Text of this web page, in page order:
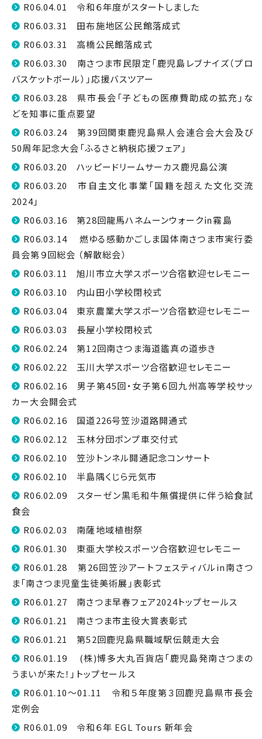
R06.04.01 令和６年度がスタートしました
R06.03.31 田布施地区公民館落成式
R06.03.31 高橋公民館落成式
R06.03.30 南さつま市民限定「鹿児島レブナイズ（プロ
バスケットボール）」応援バスツアー
R06.03.28 県市長会「子どもの医療費助成の拡充」な
どを知事に重点要望
R06.03.24 第39回関東鹿児島県人会連合会大会及び
50周年記念大会「ふるさと納税応援フェア」
R06.03.20 ハッピードリームサーカス鹿児島公演
R06.03.20 市自主文化事業「国籍を超えた文化交流
2024」
R06.03.16 第28回龍馬ハネムーンウォーク㏌霧島
R06.03.14 燃ゆる感動かごしま国体南さつま市実行委
員会第９回総会 （解散総会）
R06.03.11 旭川市立大学スポーツ合宿歓迎セレモニー
R06.03.10 内山田小学校閉校式
R06.03.04 東京農業大学スポーツ合宿歓迎セレモニー
R06.03.03 長屋小学校閉校式
R06.02.24 第12回南さつま海道鑑真の道歩き
R06.02.22 玉川大学スポーツ合宿歓迎セレモニー
R06.02.16 男子第45回・女子第６回九州高等学校サッ
カー大会開会式
R06.02.16 国道226号笠沙道路開通式
R06.02.12 玉林分団ポンプ車交付式
R06.02.10 笠沙トンネル開通記念コンサート
R06.02.10 半島隅くじら元気市
R06.02.09 スターゼン黒毛和牛無償提供に伴う給食試
食会
R06.02.03 南薩地域植樹祭
R06.01.30 東亜大学校スポーツ合宿歓迎セレモニー
R06.01.28 第26回笠沙アートフェスティバルin南さつ
ま「南さつま児童生徒美術展」表彰式
R06.01.27 南さつま早春フェア2024トップセールス
R06.01.21 南さつま市主役大賞表彰式
R06.01.21 第52回鹿児島県職域駅伝競走大会
R06.01.19 (株)博多大丸百貨店「鹿児島発南さつまの
うまいが来た！」トップセールス
R06.01.10～01.11 令和５年度第３回鹿児島県市長会
定例会
R06.01.09 令和６年 EGL Tours 新年会